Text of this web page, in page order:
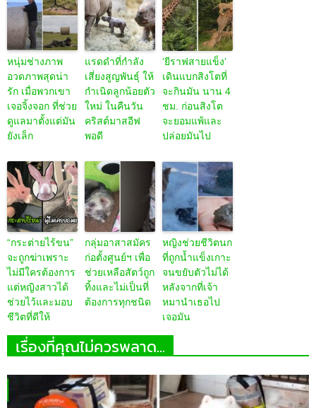
หนุ่มช่างภาพ
อวดภาพสุดน่า
รัก เมื่อพวกเขา
เจอจิ้งจอก ที่ช่วย
ดูแลมาตั้งแต่มัน
ยังเล็ก
แรดดำที่กำลัง
เสี่ยงสูญพันธุ์ ให้
กำเนิดลูกน้อยตัว
ใหม่ ในคืนวัน
คริสต์มาสอีฟ
พอดี
‘ยีราฟสายแข็ง’
เดินแบกสิงโตที่
จะกินมัน นาน 4
ชม. ก่อนสิงโต
จะยอมแพ้และ
ปล่อยมันไป
“กระต่ายไร้ขน”
จะถูกฆ่าเพราะ
ไม่มีใครต้องการ
แต่หญิงสาวได้
ช่วยไว้และมอบ
ชีวิตที่ดีให้
กลุ่มอาสาสมัคร
ก่อตั้งศูนย์ฯ เพื่อ
ช่วยเหลือสัตว์ถูก
ทิ้งและไม่เป็นที่
ต้องการทุกชนิด
หญิงช่วยชีวิตนก
ที่ถูกน้ำแข็งเกาะ
จนขยับตัวไม่ได้
หลังจากที่เจ้า
หมานำเธอไป
เจอมัน
เรื่องที่คุณไม่ควรพลาด...